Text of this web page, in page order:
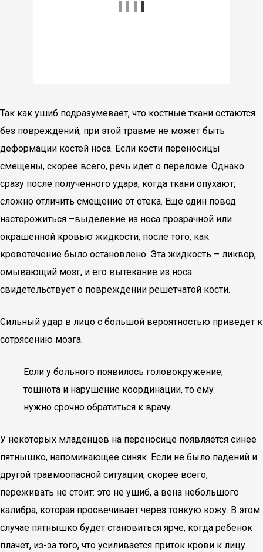
Так как ушиб подразумевает, что костные ткани остаются
без повреждений, при этой травме не может быть
деформации костей носа. Если кости переносицы
смещены, скорее всего, речь идет о переломе. Однако
сразу после полученного удара, когда ткани опухают,
сложно отличить смещение от отека. Еще один повод
насторожиться –выделение из носа прозрачной или
окрашенной кровью жидкости, после того, как
кровотечение было остановлено. Эта жидкость – ликвор,
омывающий мозг, и его вытекание из носа
свидетельствует о повреждении решетчатой кости.
Сильный удар в лицо с большой вероятностью приведет к
сотрясению мозга.
Если у больного появилось головокружение,
тошнота и нарушение координации, то ему
нужно срочно обратиться к врачу.
У некоторых младенцев на переносице появляется синее
пятнышко, напоминающее синяк. Если не было падений и
другой травмоопасной ситуации, скорее всего,
переживать не стоит: это не ушиб, а вена небольшого
калибра, которая просвечивает через тонкую кожу. В этом
случае пятнышко будет становиться ярче, когда ребенок
плачет, из-за того, что усиливается приток крови к лицу.